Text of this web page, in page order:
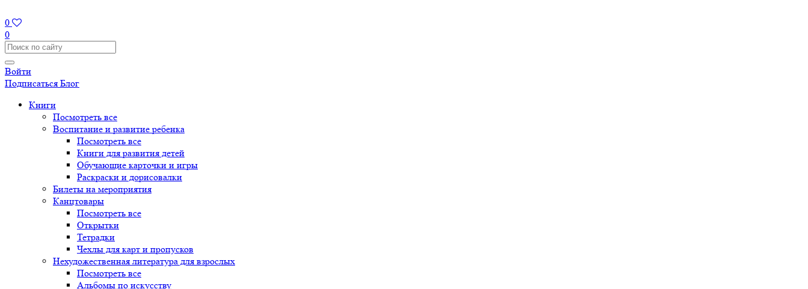
0
0
Войти
Подписаться Блог
Книги
Посмотреть все
Воспитание и развитие ребенка
Посмотреть все
Книги для развития детей
Обучающие карточки и игры
Раскраски и дорисовалки
Билеты на мероприятия
Канцтовары
Посмотреть все
Открытки
Тетрадки
Чехлы для карт и пропусков
Нехудожественная литература для взрослых
Посмотреть все
Альбомы по искусству